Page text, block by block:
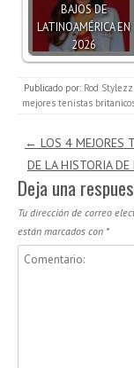
BAJOS DE
LATINOAMÉRICA EN
2026
Publicado por: Rod Stylezz
mejores tenistas
Navegación de entradas
← LOS 4 MEJORES
DE LA HISTORIA DE
Deja una
Tu dirección de correo
están marcados con *